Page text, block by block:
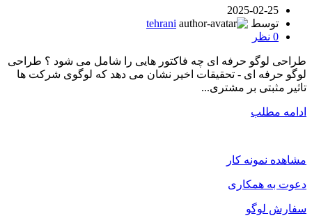
2025-02-25
توسط
tehrani
0 نظر
طراحی لوگو حرفه ای چه فاکتور هایی را شامل می شود ؟ طراحی
لوگو حرفه ای - تحقیقات اخیر نشان می دهد که لوگوی شرکت ها
تاثیر مثبتی بر مشتری...
ادامه مطلب
مشاهده نمونه کار
دعوت به همکاری
سفارش لوگو